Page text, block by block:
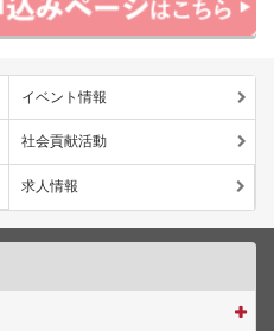
イベント情報
社会貢献活動
求人情報